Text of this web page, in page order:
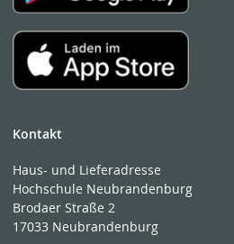
Kontakt
Haus- und Lieferadresse
Hochschule Neubrandenburg
Brodaer Straße 2
17033 Neubrandenburg